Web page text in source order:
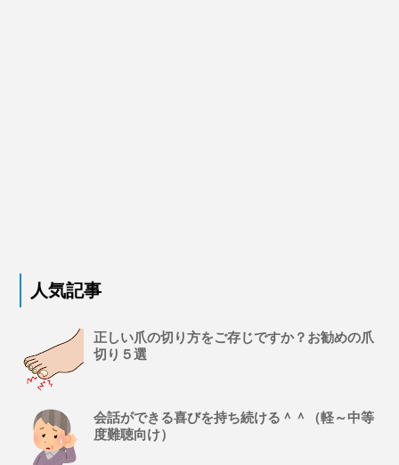
人気記事
正しい爪の切り方をご存じですか？お勧めの爪
切り５選
会話ができる喜びを持ち続ける＾＾（軽～中等
度難聴向け）